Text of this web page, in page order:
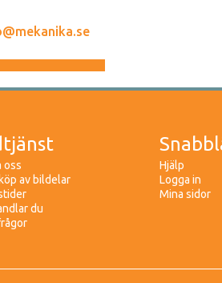
oss
av bildelar
du
Hjälp
Logga in
Mina sidor